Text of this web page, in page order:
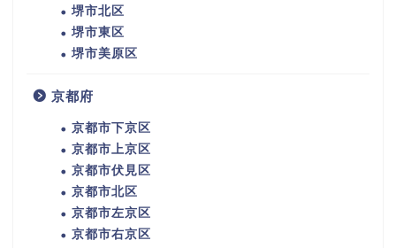
堺市北区
堺市東区
堺市美原区
京都府
京都市下京区
京都市上京区
京都市伏見区
京都市北区
京都市左京区
京都市右京区